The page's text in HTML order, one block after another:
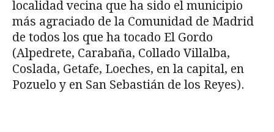
localidad vecina que ha sido el municipio
más agraciado de la Comunidad de Madrid
de todos los que ha tocado El Gordo
(Alpedrete, Carabaña, Collado Villalba,
Coslada, Getafe, Loeches, en la capital, en
Pozuelo y en San Sebastián de los Reyes).